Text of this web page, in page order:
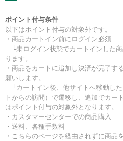
ポイント付与条件
以下はポイント付与の対象外です。
・商品カートイン前にログイン必須
└未ログイン状態でカートインした
ります。
・商品をカートに追加し決済が完了す
願いします。
└カートイン後、他サイトへ移動し
トからの訪問）で遷移し、追加でカー
はポイント付与の対象外となります。
・カスタマーセンターでの商品購入
・送料、各種手数料
・こちらのページを経由されずに商品